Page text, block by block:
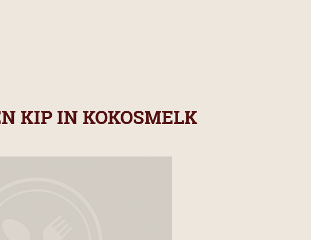
KIP IN KOKOSMELK